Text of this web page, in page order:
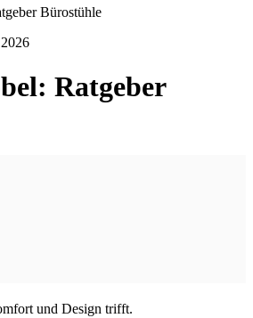
Bürostühle
Ratgeber
und Design trifft.